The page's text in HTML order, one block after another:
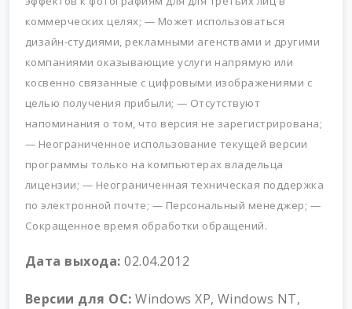
коммерческих целях; — Может использоваться
дизайн-студиями, рекламными агенствами и другими
компаниями оказывающие услуги напрямую или
косвенно связанные с цифровыми изображениями с
целью получения прибыли; — Отсутствуют
напоминания о том, что версия не зарегистрирована;
— Неограниченное использование текущей версии
программы только на компьютерах владельца
лицензии; — Неограниченная техническая поддержка
по электронной почте; — Персональный менеджер; —
Сокращенное время обработки обращений.
Дата выхода: 02.04.2012
Версии для ОС: Windows XP, Windows NT,